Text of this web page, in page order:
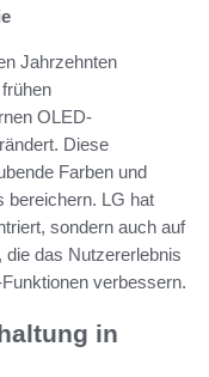
Jahrzehnten
OLED-
Diese
Farben und
bereichern. LG hat
sondern auch auf
, die das Nutzererlebnis
verbessern.
in